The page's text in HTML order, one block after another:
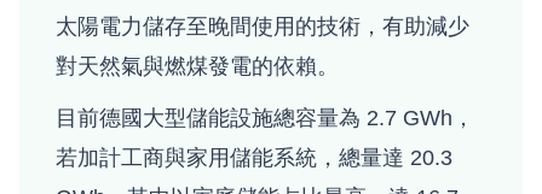
太陽電力儲存至晚間使用的技術，有助減少
對天然氣與燃煤發電的依賴。
目前德國大型儲能設施總容量為 2.7 GWh，
若加計工商與家用儲能系統，總量達 20.3